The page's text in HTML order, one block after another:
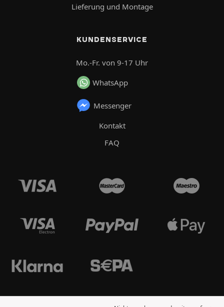
Lieferung und Montage
KUNDENSERVICE
Mo.-Fr. von 9-17 Uhr
WhatsApp
Messenger
Kontakt
FAQ